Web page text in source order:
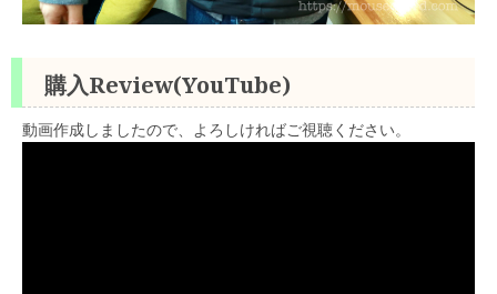
購入Review(YouTube)
動画作成しましたので、よろしければご視聴ください。